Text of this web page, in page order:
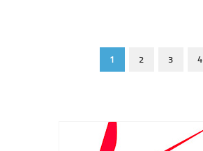
1 2 3 4